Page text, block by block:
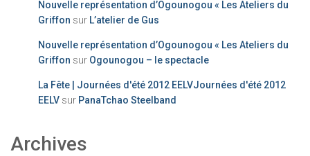
Nouvelle représentation d’Ogounogou « Les Ateliers du
Griffon sur L’atelier de Gus
Nouvelle représentation d’Ogounogou « Les Ateliers du
Griffon sur Ogounogou – le spectacle
La Fête | Journées d'été 2012 EELVJournées d'été 2012
EELV sur PanaTchao Steelband
Archives